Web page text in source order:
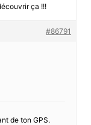
ça !!!
#86791
de ton GPS.